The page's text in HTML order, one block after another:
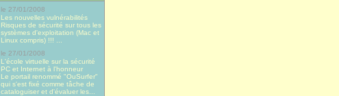
le 27/01/2008
Les nouvelles vulnérabilités
Risques de sécurité sur tous les
systèmes d'exploitation (Mac et
Linux compris) !!! ...
le 27/01/2008
L'école virtuelle sur la sécurité
PC et Internet à l'honneur
Le portail renommé "OuSurfer"
qui s'est fixé comme tâche de
cataloguiser et d'évaluer les...